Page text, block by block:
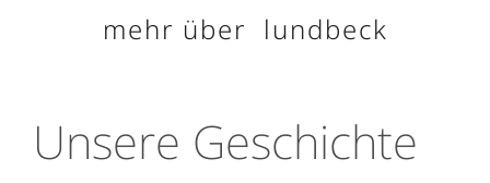
mehr über lundbeck
Unsere Geschichte